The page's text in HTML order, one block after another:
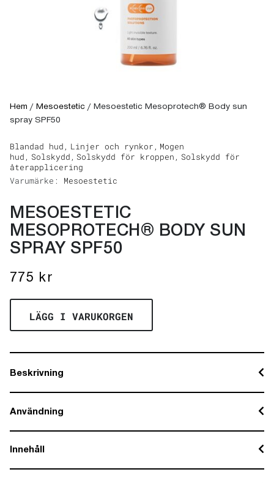
Hem / Mesoestetic / Mesoestetic Mesoprotech® Body sun
spray SPF50
Blandad hud, Linjer och rynkor, Mogen
hud, Solskydd, Solskydd för kroppen, Solskydd för
återapplicering
Varumärke: Mesoestetic
MESOESTETIC
MESOPROTECH® BODY SUN
SPRAY SPF50
775 kr
LÄGG I VARUKORGEN
Beskrivning
Användning
Innehåll